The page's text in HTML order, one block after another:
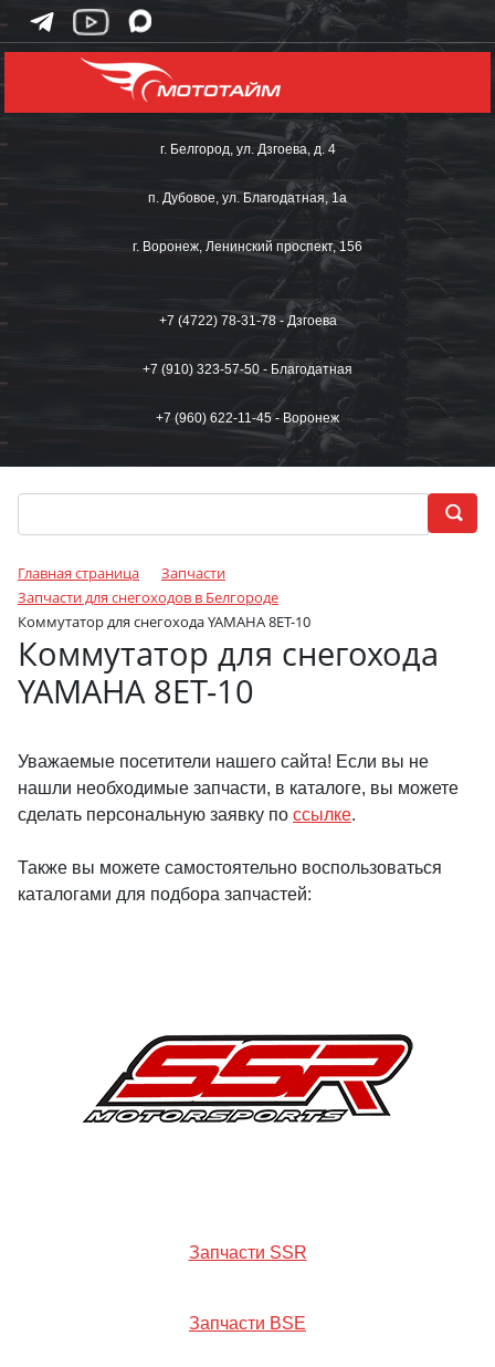
г. Белгород, ул. Дзгоева, д. 4
п. Дубовое, ул. Благодатная, 1а
г. Воронеж, Ленинский проспект, 156
+7 (4722) 78-31-78 - Дзгоева
+7 (910) 323-57-50 - Благодатная
+7 (960) 622-11-45 - Воронеж
Главная страница
Запчасти
Запчасти для снегоходов в Белгороде
Коммутатор для снегохода YAMAHA 8ET-10
Коммутатор для снегохода
YAMAHA 8ET-10
Уважаемые посетители нашего сайта! Если вы не
нашли необходимые запчасти, в каталоге, вы можете
сделать персональную заявку по ссылке.
Также вы можете самостоятельно воспользоваться
каталогами для подбора запчастей:
Запчасти SSR
Запчасти BSE